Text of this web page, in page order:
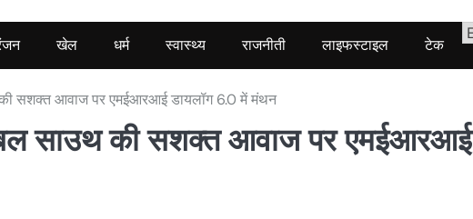
खेल धर्म स्वास्थ्य राजनीती लाइफस्टाइल टेक
सशक्त आवाज पर एमईआरआई डायलॉग 6.0 में मंथन
साउथ की सशक्त आवाज पर एमईआरआई